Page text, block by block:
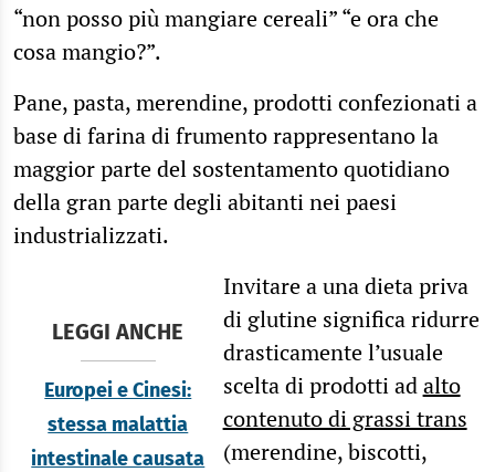
“non posso più mangiare cereali” “e ora che
cosa mangio?”.
Pane, pasta, merendine, prodotti confezionati a
base di farina di frumento rappresentano la
maggior parte del sostentamento quotidiano
della gran parte degli abitanti nei paesi
industrializzati.
LEGGI ANCHE
Europei e Cinesi:
stessa malattia
intestinale causata
Invitare a una dieta priva
di glutine significa ridurre
drasticamente l’usuale
scelta di prodotti adalto
contenuto di grassi trans
(merendine, biscotti,